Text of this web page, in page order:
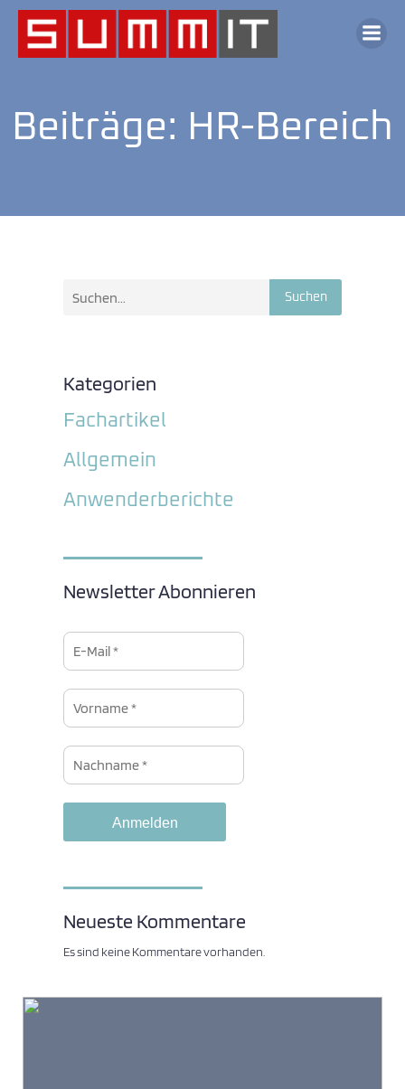
Beiträge: HR-Bereich
Suchen
Kategorien
Fachartikel
Allgemein
Anwenderberichte
Newsletter Abonnieren
Neueste Kommentare
Es sind keine Kommentare vorhanden.